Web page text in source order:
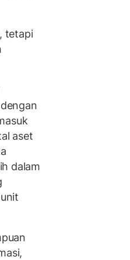
tetapi
aset
dalam